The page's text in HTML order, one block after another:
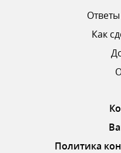
Как
Политика